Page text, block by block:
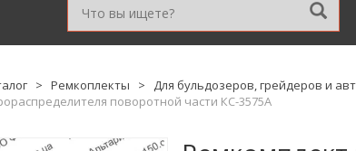
> Ремкоплекты > Для бульдозеров, грейдеров и
поворотной части КС-3575А